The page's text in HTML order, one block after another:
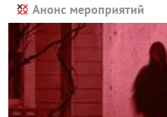
Анонс мероприятий